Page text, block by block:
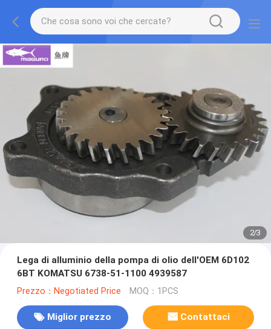
2/3
Lega di alluminio della pompa di olio dell'OEM 6D102
6BT KOMATSU 6738-51-1100 4939587
Prezzo：Negotiated Price MOQ：1PCS
Miglior prezzo Contattaci